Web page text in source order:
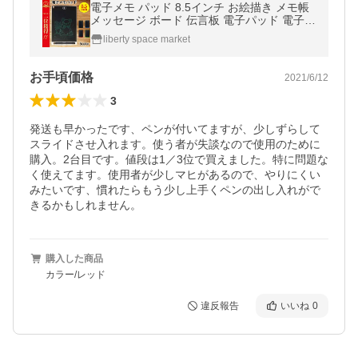
電子メモ パッド 8.5インチ お絵描き メモ帳
メッセージ ボード 伝言板 電子パッド 電子パ
ット 電子メモパッド ノート
liberty space market
お手頃価格 2021/6/12
3
発送も早かったです、ペンが付いてますが、少しずらして
スライドさせ入れます。使う者が失談なので使用のために
購入。2台目です。値段は1／3位で買えました。特に問題な
く使えてます。使用者が少しマヒがあるので、やりにくい
みたいです、慣れたらもう少し上手くペンの出し入れがで
きるかもしれません。
購入した商品
カラー/レッド
違反報告 いいね 0